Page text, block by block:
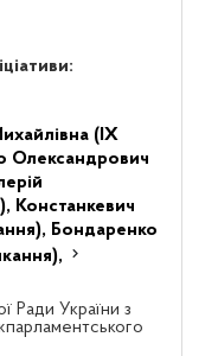
(IX
Олександрович
Констанкевич
Бондаренко
Ради України з